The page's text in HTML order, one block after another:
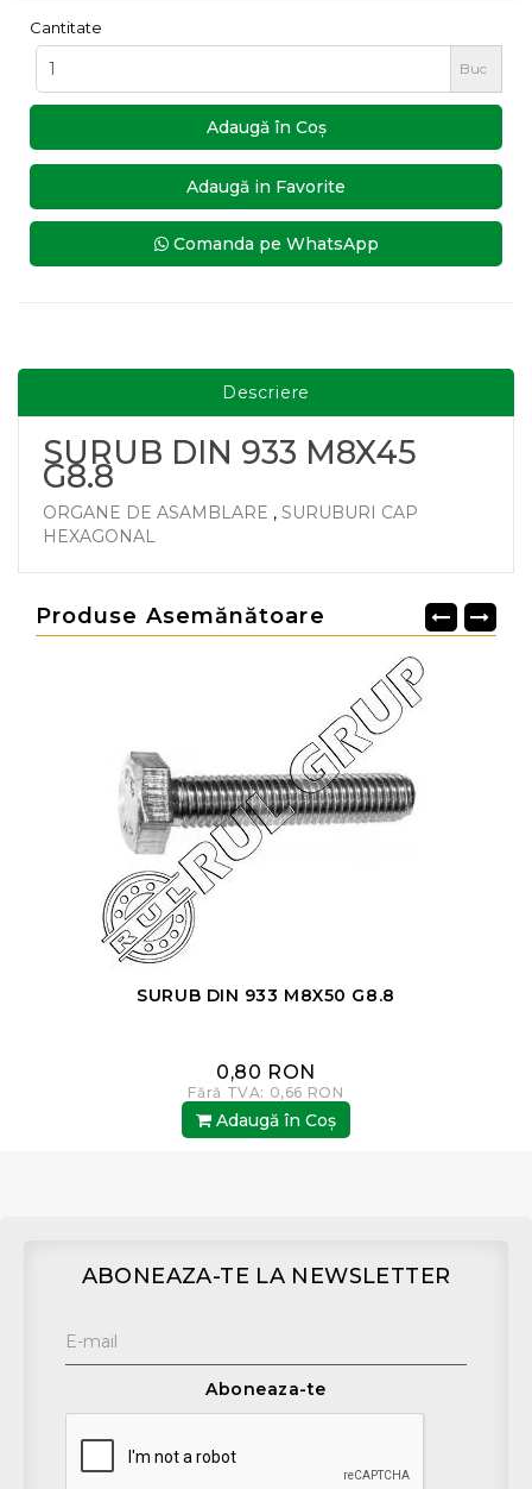
Cantitate
Buc
Adaugă în Coş
Adaugă in Favorite
Comanda pe WhatsApp
Descriere
SURUB DIN 933 M8X45
G8.8
ORGANE DE ASAMBLARE , SURUBURI CAP
HEXAGONAL
Produse Asemănătoare
SURUB DIN 933 M8X50 G8.8
0,80 RON
Fără TVA: 0,66 RON
Adaugă în Coş
ABONEAZA-TE LA NEWSLETTER
Aboneaza-te